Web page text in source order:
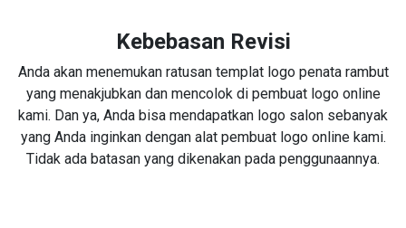
Kebebasan Revisi
Anda akan menemukan ratusan templat logo penata rambut
yang menakjubkan dan mencolok di pembuat logo online
kami. Dan ya, Anda bisa mendapatkan logo salon sebanyak
yang Anda inginkan dengan alat pembuat logo online kami.
Tidak ada batasan yang dikenakan pada penggunaannya.